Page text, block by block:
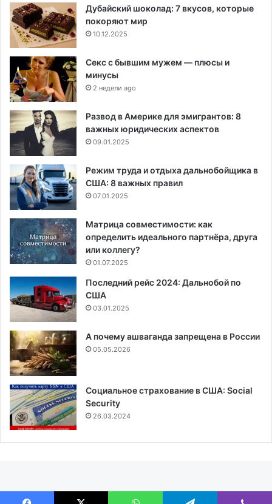
Дубайский шоколад: 7 вкусов, которые
покоряют мир
10.12.2025
Секс с бывшим мужем — плюсы и
минусы
2 недели ago
Развод в Америке для эмигрантов: 8
важных юридических аспектов
09.01.2025
Режим труда и отдыха дальнобойщика в
США: 8 важных правил
07.01.2025
Матрица совместимости: как
определить идеального партнёра, друга
или коллегу?
01.07.2025
Последний рейс 2024: Дальнобой по
США
03.01.2025
А почему ашваганда запрещена в России
05.05.2026
Социальное страхование в США: Social
Security
26.03.2024